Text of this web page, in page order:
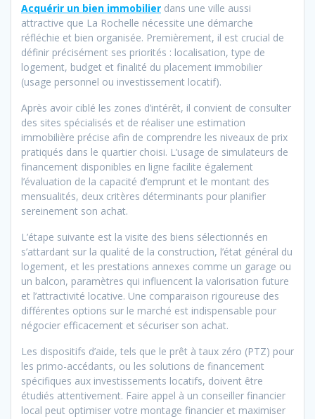
Acquérir un bien immobilier dans une ville aussi
attractive que La Rochelle nécessite une démarche
réfléchie et bien organisée. Premièrement, il est crucial de
définir précisément ses priorités : localisation, type de
logement, budget et finalité du placement immobilier
(usage personnel ou investissement locatif).
Après avoir ciblé les zones d’intérêt, il convient de consulter
des sites spécialisés et de réaliser une estimation
immobilière précise afin de comprendre les niveaux de prix
pratiqués dans le quartier choisi. L’usage de simulateurs de
financement disponibles en ligne facilite également
l’évaluation de la capacité d’emprunt et le montant des
mensualités, deux critères déterminants pour planifier
sereinement son achat.
L’étape suivante est la visite des biens sélectionnés en
s’attardant sur la qualité de la construction, l’état général du
logement, et les prestations annexes comme un garage ou
un balcon, paramètres qui influencent la valorisation future
et l’attractivité locative. Une comparaison rigoureuse des
différentes options sur le marché est indispensable pour
négocier efficacement et sécuriser son achat.
Les dispositifs d’aide, tels que le prêt à taux zéro (PTZ) pour
les primo-accédants, ou les solutions de financement
spécifiques aux investissements locatifs, doivent être
étudiés attentivement. Faire appel à un conseiller financier
local peut optimiser votre montage financier et maximiser